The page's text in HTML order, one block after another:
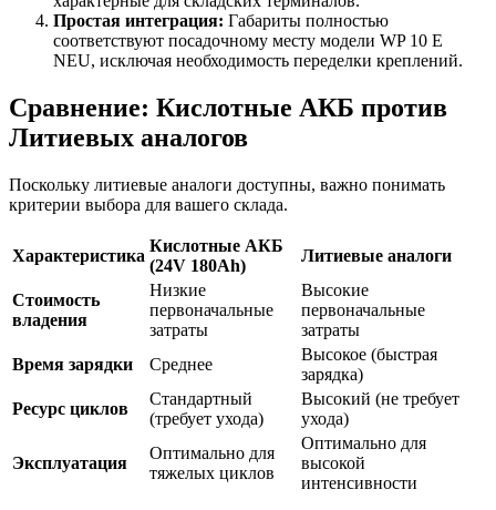
Простая интеграция: Габариты полностью
соответствуют посадочному месту модели WP 10 E
NEU, исключая необходимость переделки креплений.
Сравнение: Кислотные АКБ против
Литиевых аналогов
Поскольку литиевые аналоги доступны, важно понимать
критерии выбора для вашего склада.
Характеристика
Кислотные АКБ
(24V 180Ah)
Литиевые аналоги
Стоимость
владения
Низкие
первоначальные
затраты
Высокие
первоначальные
затраты
Время зарядки
Среднее
Высокое (быстрая
зарядка)
Ресурс циклов
Стандартный
(требует ухода)
Высокий (не требует
ухода)
Эксплуатация
Оптимально для
тяжелых циклов
Оптимально для
высокой
интенсивности